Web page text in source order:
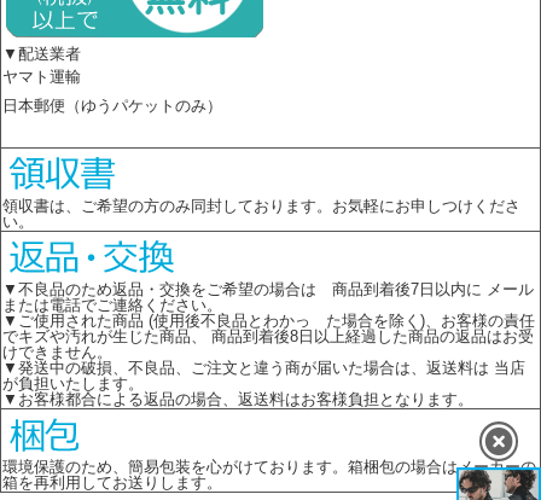
▼配送業者
ヤマト運輸
日本郵便（ゆうパケットのみ）
領収書は、ご希望の方のみ同封しております。お気軽にお申しつけくださ
い。
▼不良品のため返品・交換をご希望の場合は 商品到着後7日以内に メール
または電話でご連絡ください。
▼ご使用された商品 (使用後不良品とわかっ た場合を除く)、お客様の責任
でキズや汚れが生じた商品、 商品到着後8日以上経過した商品の返品はお受
けできません。
▼発送中の破損、不良品、ご注文と違う商が届いた場合は、返送料は 当店
が負担いたします。
▼お客様都合による返品の場合、返送料はお客様負担となります。
環境保護のため、簡易包装を心がけております。箱梱包の場合はメーカーの
箱を再利用してお送りします。